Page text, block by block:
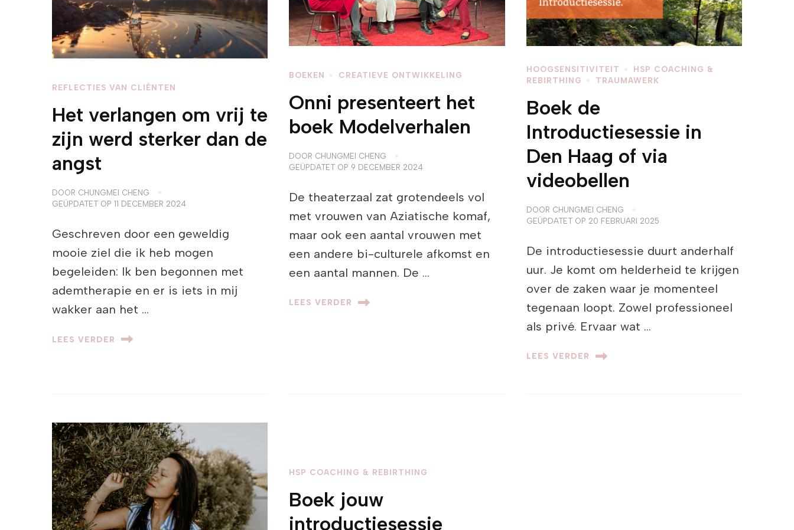
REFLECTIES VAN CLIËNTEN
Het verlangen om vrij te
zijn werd sterker dan de
angst
DOOR CHUNGMEI CHENG
GEÜPDATET OP 11 DECEMBER 2024
Geschreven door een geweldig
mooie ziel die ik heb mogen
begeleiden: Ik ben begonnen met
ademtherapie en er is iets in mij
wakker aan het …
LEES VERDER
BOEKEN CREATIEVE ONTWIKKELING
Onni presenteert het
boek Modelverhalen
DOOR CHUNGMEI CHENG
GEÜPDATET OP 9 DECEMBER 2024
De theaterzaal zat grotendeels vol
met vrouwen van Aziatische komaf,
maar ook een aantal vrouwen met
een andere bi-culturele afkomst en
een aantal mannen. De …
LEES VERDER
HOOGSENSITIVITEIT
HSP COACHING &
REBIRTHING
TRAUMAWERK
Boek de
Introductiesessie in
Den Haag of via
videobellen
DOOR CHUNGMEI CHENG
GEÜPDATET OP 20 FEBRUARI 2025
De introductiesessie duurt anderhalf
uur. Je komt om helderheid te krijgen
over de zaken waar je momenteel
tegenaan loopt. Zowel professioneel
als privé. Ervaar wat …
LEES VERDER
HSP COACHING & REBIRTHING
Boek jouw
introductiesessie